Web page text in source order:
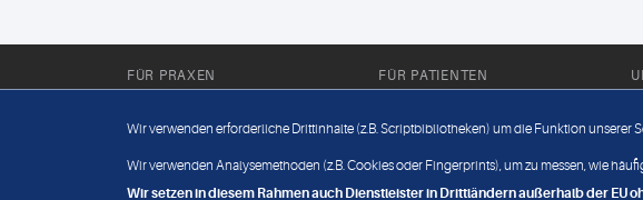
FÜR PRAXEN FÜR PATIENTEN
Wir verwenden erforderliche Drittinhalte (z.B. Scriptbibliotheken) um die Funktion unserer
Wir verwenden Analysemethoden (z.B. Cookies oder Fingerprints), um zu messen, wie
Wir setzen in diesem Rahmen auch Dienstleister in Drittländern außerhalb der